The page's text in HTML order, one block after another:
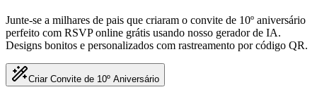
Junte-se a milhares de pais que criaram o convite de 10º aniversário
perfeito com RSVP online grátis usando nosso gerador de IA.
Designs bonitos e personalizados com rastreamento por código QR.
Criar Convite de 10º Aniversário